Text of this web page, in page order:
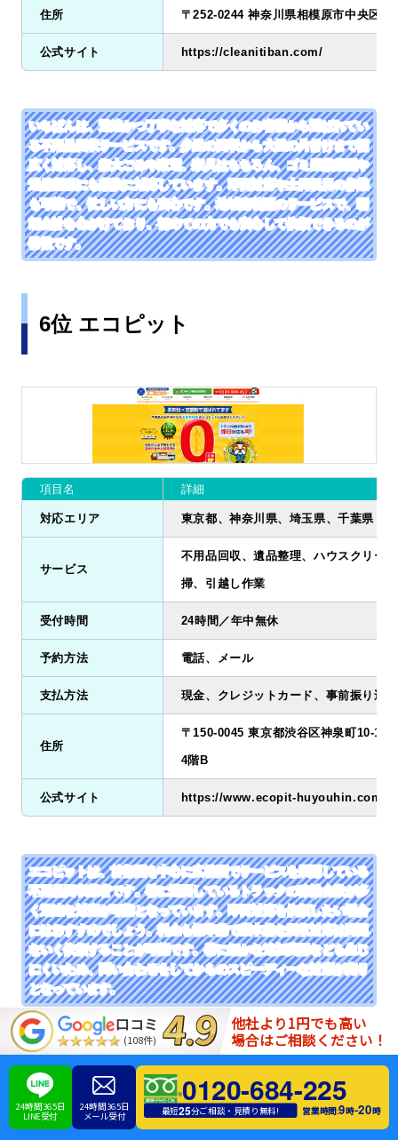
住所 〒252-0244 神奈川県相模原市中央区田
公式サイト https://cleanitiban.com/
いちばんは、迅速かつ丁寧な対応で多くのお客様から選ばれてい
る不用品回収サービスです。少量の回収から大量の片付けまで幅
広く対応し、粗大ごみや家電、家具はもちろん、ゴミ屋敷整理や
遺品整理にも柔軟に対応しています。即日対応や土日祝日の作業
も可能で、忙しい方にも安心です。地域密着型のサービスで、明
朗会計を心がけており、初めての方でも安心して依頼できるのが
特徴です。
6位 エコピット
項目名 詳細
対応エリア 東京都、神奈川県、埼玉県、千葉県
サービス
不用品回収、遺品整理、ハウスクリー
掃、引越し作業
受付時間 24時間／年中無休
予約方法 電話、メール
支払方法 現金、クレジットカード、事前振り込み
住所
〒150-0045 東京都渋谷区神泉町10-10
4階B
公式サイト https://www.ecopit-huyouhin.com/
エコピットは、首都圏を中心に広範囲でサービスを展開している
不用品回収業者です。特に巡回しているトラックの稼働台数が多
く迅速な対応が可能となっています。即日対応を依頼したい場合
にはおすすめでしょう。料金も標準的で基本的な回収対応は問題
ないく依頼することが可能です。特に細かな追加費用なども生じ
にくいため、問い合わせをしてからのスピーディーな対応が売り
となっています。
7位 くまのて
口コミ
(108件)
他社より1円でも高い
場合はご相談ください！
24時間365日
LINE受付
24時間365日
メール受付
0120-684-225
最短25分ご相談・見積り無料! 営業時間:9時-20時